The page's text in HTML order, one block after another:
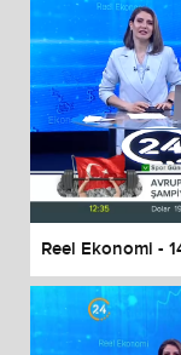
Reel Ekonomi -